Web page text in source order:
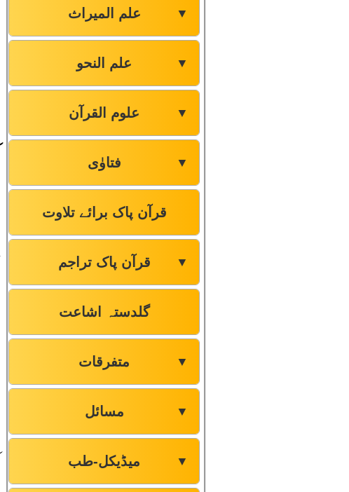
علم المیراث ▼
علم النحو ▼
علوم القرآن ▼
فتاوٰی ▼
قرآن پاک برائے تلاوت
قرآن پاک تراجم ▼
گلدستہ اشاعت
متفرقات ▼
مسائل ▼
میڈیکل-طب ▼